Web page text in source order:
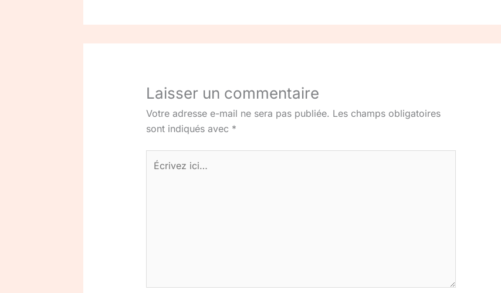
Laisser un commentaire
Votre adresse e-mail ne sera pas publiée. Les champs obligatoires
sont indiqués avec *
ici…